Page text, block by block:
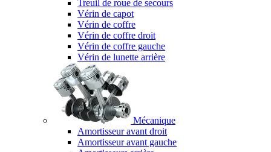
Treuil de roue de secours
Vérin de capot
Vérin de coffre
Vérin de coffre droit
Vérin de coffre gauche
Vérin de lunette arrière
Mécanique
Amortisseur avant droit
Amortisseur avant gauche